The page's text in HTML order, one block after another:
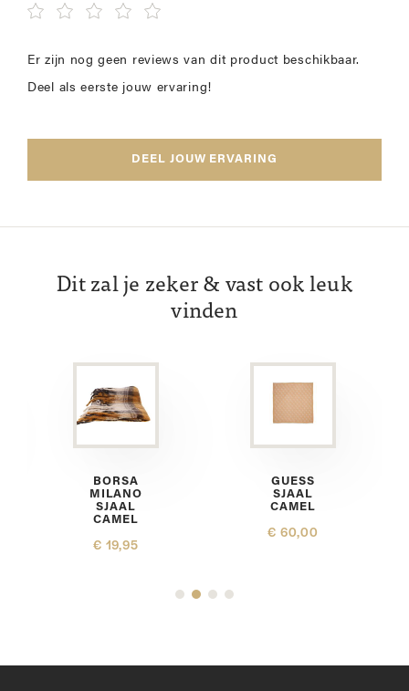
Er zijn nog geen reviews van dit product beschikbaar.
Deel als eerste jouw ervaring!
DEEL JOUW ERVARING
Dit zal je zeker & vast ook leuk
vinden
BORSA
MILANO
SJAAL
CAMEL
€ 19,95
GUESS
SJAAL
CAMEL
€ 60,00